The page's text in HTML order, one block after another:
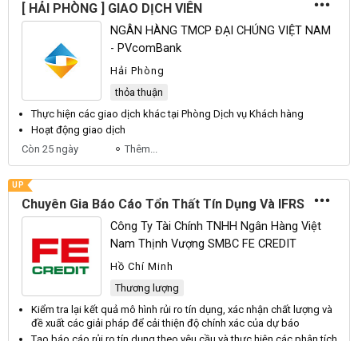
[ HẢI PHÒNG ] GIAO DỊCH VIÊN
NGÂN HÀNG TMCP ĐẠI CHÚNG VIỆT NAM
- PVcomBank
Hải Phòng
thỏa thuận
Thực hiện các giao dịch khác tại Phòng Dịch vụ Khách hàng
Hoạt động giao dịch
Còn 25 ngày
Thêm...
UP
Chuyên Gia Báo Cáo Tổn Thất Tín Dụng Và IFRS
Công Ty Tài Chính TNHH Ngân Hàng Việt
Nam Thịnh Vượng SMBC FE CREDIT
Hồ Chí Minh
Thương lượng
Kiểm tra lại kết quả mô hình rủi rotín dụng, xác nhận chất lượng và
đề xuất các giải pháp để cải thiện độ chính xác của dự báo